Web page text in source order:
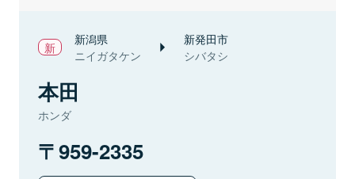
新潟県
ニイガタケン
新発田市
シバタシ
本田
ホンダ
959-2335